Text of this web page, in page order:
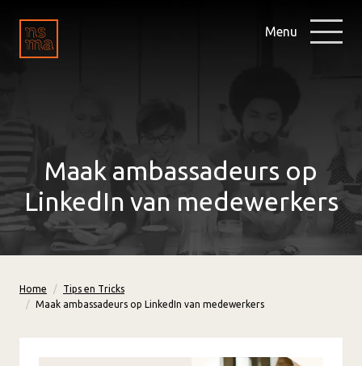
Menu
Maak ambassadeurs op
LinkedIn van medewerkers
Home
Tips en Tricks
Maak ambassadeurs op LinkedIn van medewerkers